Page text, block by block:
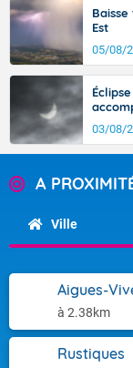
Est
05/08/
03/08/
A
Ville
Aigues-
à 2.38km
Rustiques